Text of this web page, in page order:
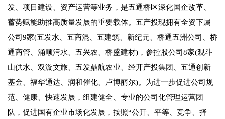
发、项目建设、资产运营等业务，是五通桥区深化国企改革、
蓄势赋能助推高质量发展的重要载体。五产投现拥有全资下属
公司9家(五发水、五商混、五建筑、新纪元、桥通五洲公司、桥
通商管、涌顺污水、五兴农、桥盛建材)，参控股公司8家(观斗
山供水、双漩文旅、五发鼎航农业、经开产投集团、五通创新
基金、福华通达、润和催化、卢博丽尔)。为进一步促进公司规
范、健康、快速发展，组建健全、专业的公司化管理运营团
队，促进国有企业市场化发展，按照“公开、平等、竞争、择